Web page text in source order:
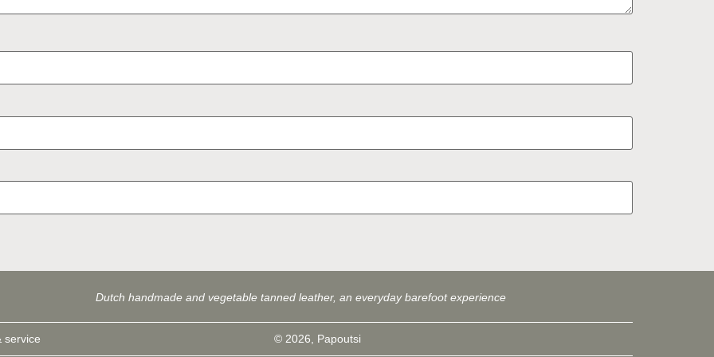
Dutch handmade and vegetable tanned leather, an everyday barefoot experience
service © 2026, Papoutsi